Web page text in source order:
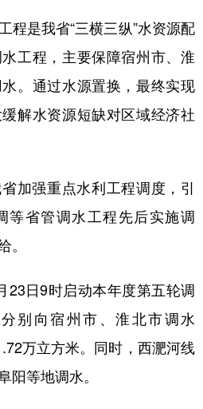
是我省“三横三纵”水资源配
工程，主要保障宿州市、淮
。通过水源置换，最终实现
解水资源短缺对区域经济社
强重点水利工程调度，引
等省管调水工程先后实施调
日9时启动本年度第五轮调
别向宿州市、淮北市调水
万立方米。同时，西淝河线
阳等地调水。